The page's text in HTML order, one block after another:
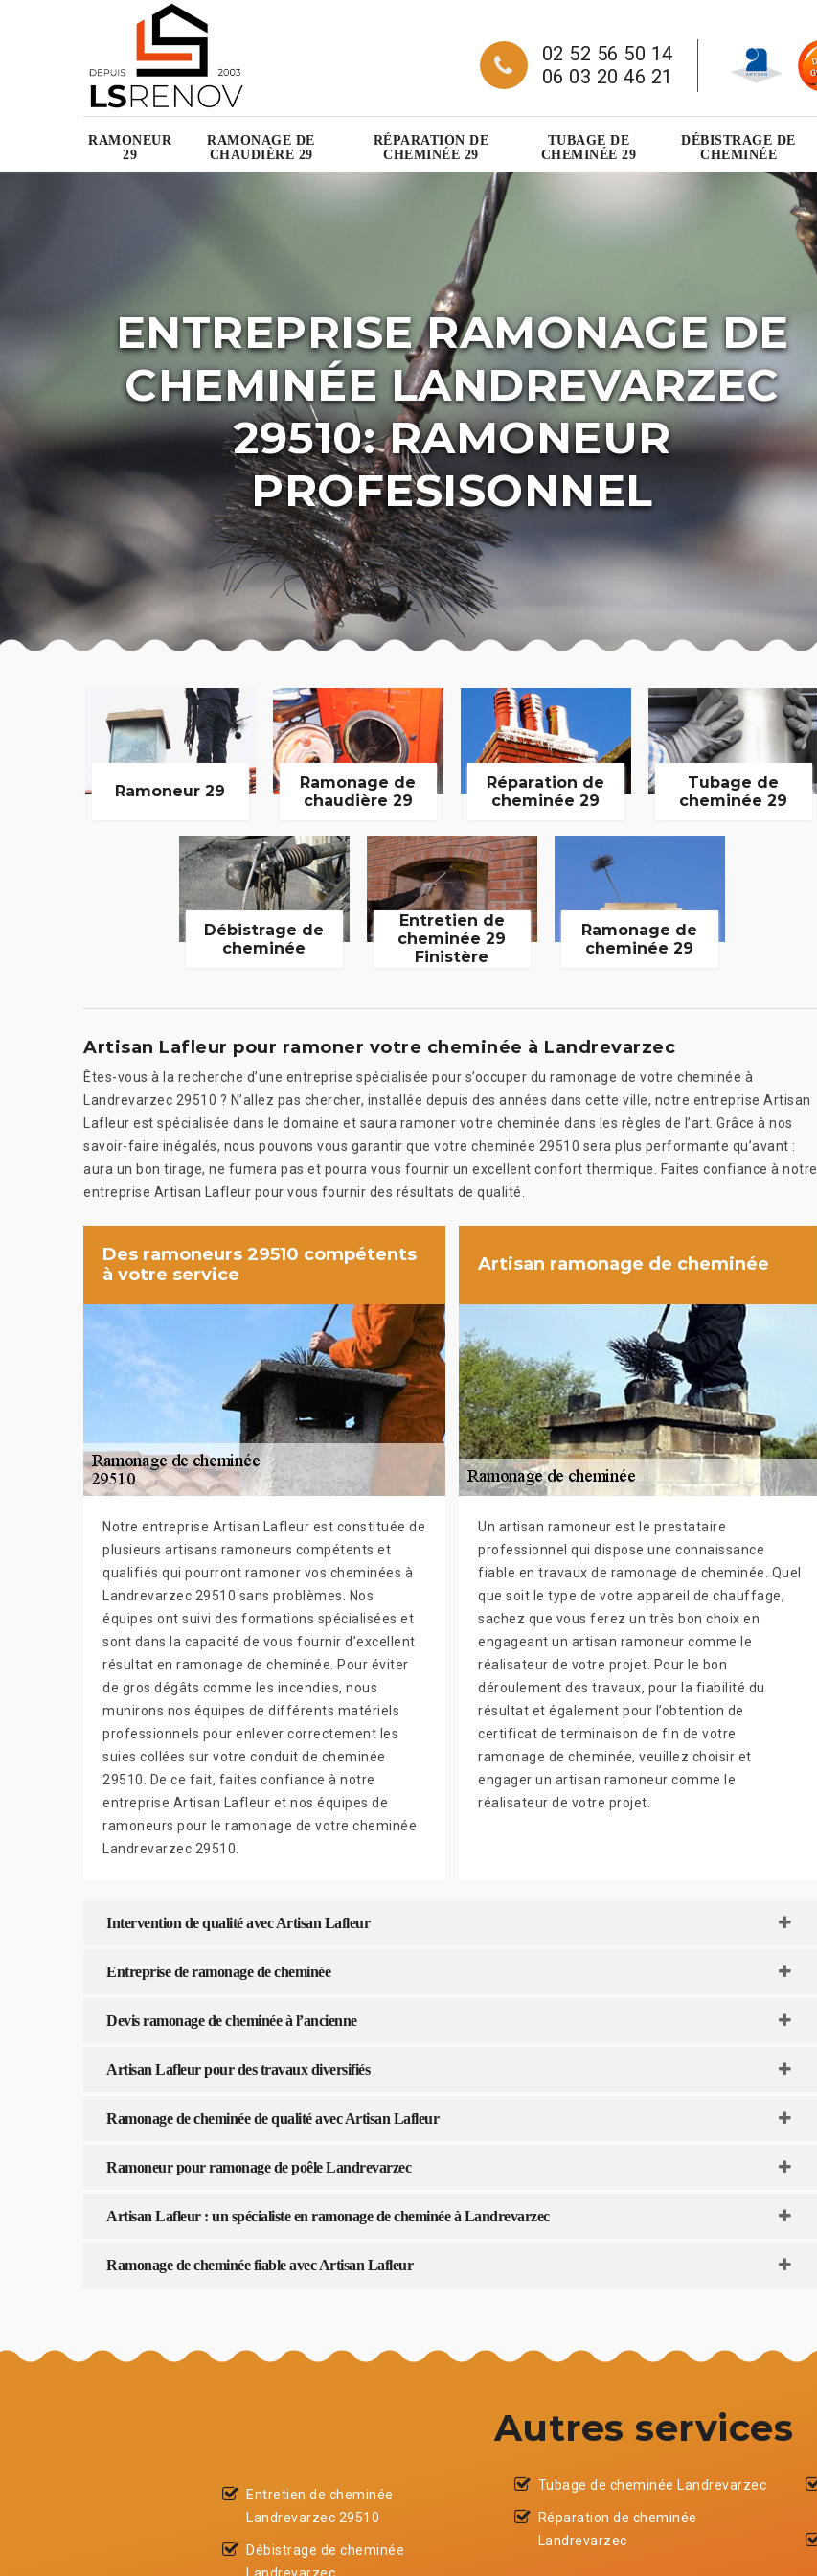
02 52 56 50 14
06 03 20 46 21
RAMONEUR
29
RAMONAGE DE
CHAUDIÈRE 29
RÉPARATION DE
CHEMINÉE 29
TUBAGE DE
CHEMINÉE 29
DÉBISTRAGE DE
CHEMINÉE
ENTREPRISE RAMONAGE DE
CHEMINÉE LANDREVARZEC
29510: RAMONEUR
PROFESISONNEL
Ramoneur 29
Ramonage de
chaudière 29
Réparation de
cheminée 29
Tubage de
cheminée 29
Débistrage de
cheminée
Entretien de
cheminée 29
Finistère
Ramonage de
cheminée 29
Artisan Lafleur pour ramoner votre cheminée à Landrevarzec
Êtes-vous à la recherche d’une entreprise spécialisée pour s’occuper du ramonage de votre cheminée à
Landrevarzec 29510 ? N’allez pas chercher, installée depuis des années dans cette ville, notre entreprise Artisan
Lafleur est spécialisée dans le domaine et saura ramoner votre cheminée dans les règles de l’art. Grâce à nos
savoir-faire inégalés, nous pouvons vous garantir que votre cheminée 29510 sera plus performante qu’avant :
aura un bon tirage, ne fumera pas et pourra vous fournir un excellent confort thermique. Faites confiance à notre
entreprise Artisan Lafleur pour vous fournir des résultats de qualité.
Des ramoneurs 29510 compétents
à votre service
Notre entreprise Artisan Lafleur est constituée de
plusieurs artisans ramoneurs compétents et
qualifiés qui pourront ramoner vos cheminées à
Landrevarzec 29510 sans problèmes. Nos
équipes ont suivi des formations spécialisées et
sont dans la capacité de vous fournir d’excellent
résultat en ramonage de cheminée. Pour éviter
de gros dégâts comme les incendies, nous
munirons nos équipes de différents matériels
professionnels pour enlever correctement les
suies collées sur votre conduit de cheminée
29510. De ce fait, faites confiance à notre
entreprise Artisan Lafleur et nos équipes de
ramoneurs pour le ramonage de votre cheminée
Landrevarzec 29510.
Artisan ramonage de cheminée
Un artisan ramoneur est le prestataire
professionnel qui dispose une connaissance
fiable en travaux de ramonage de cheminée. Quel
que soit le type de votre appareil de chauffage,
sachez que vous ferez un très bon choix en
engageant un artisan ramoneur comme le
réalisateur de votre projet. Pour le bon
déroulement des travaux, pour la fiabilité du
résultat et également pour l’obtention de
certificat de terminaison de fin de votre
ramonage de cheminée, veuillez choisir et
engager un artisan ramoneur comme le
réalisateur de votre projet.
Intervention de qualité avec Artisan Lafleur
Entreprise de ramonage de cheminée
Devis ramonage de cheminée à l’ancienne
Artisan Lafleur pour des travaux diversifiés
Ramonage de cheminée de qualité avec Artisan Lafleur
Ramoneur pour ramonage de poêle Landrevarzec
Artisan Lafleur : un spécialiste en ramonage de cheminée à Landrevarzec
Ramonage de cheminée fiable avec Artisan Lafleur
Autres services
Entretien de cheminée
Landrevarzec 29510
Débistrage de cheminée
Landrevarzec
Tubage de cheminée Landrevarzec
Réparation de cheminée
Landrevarzec